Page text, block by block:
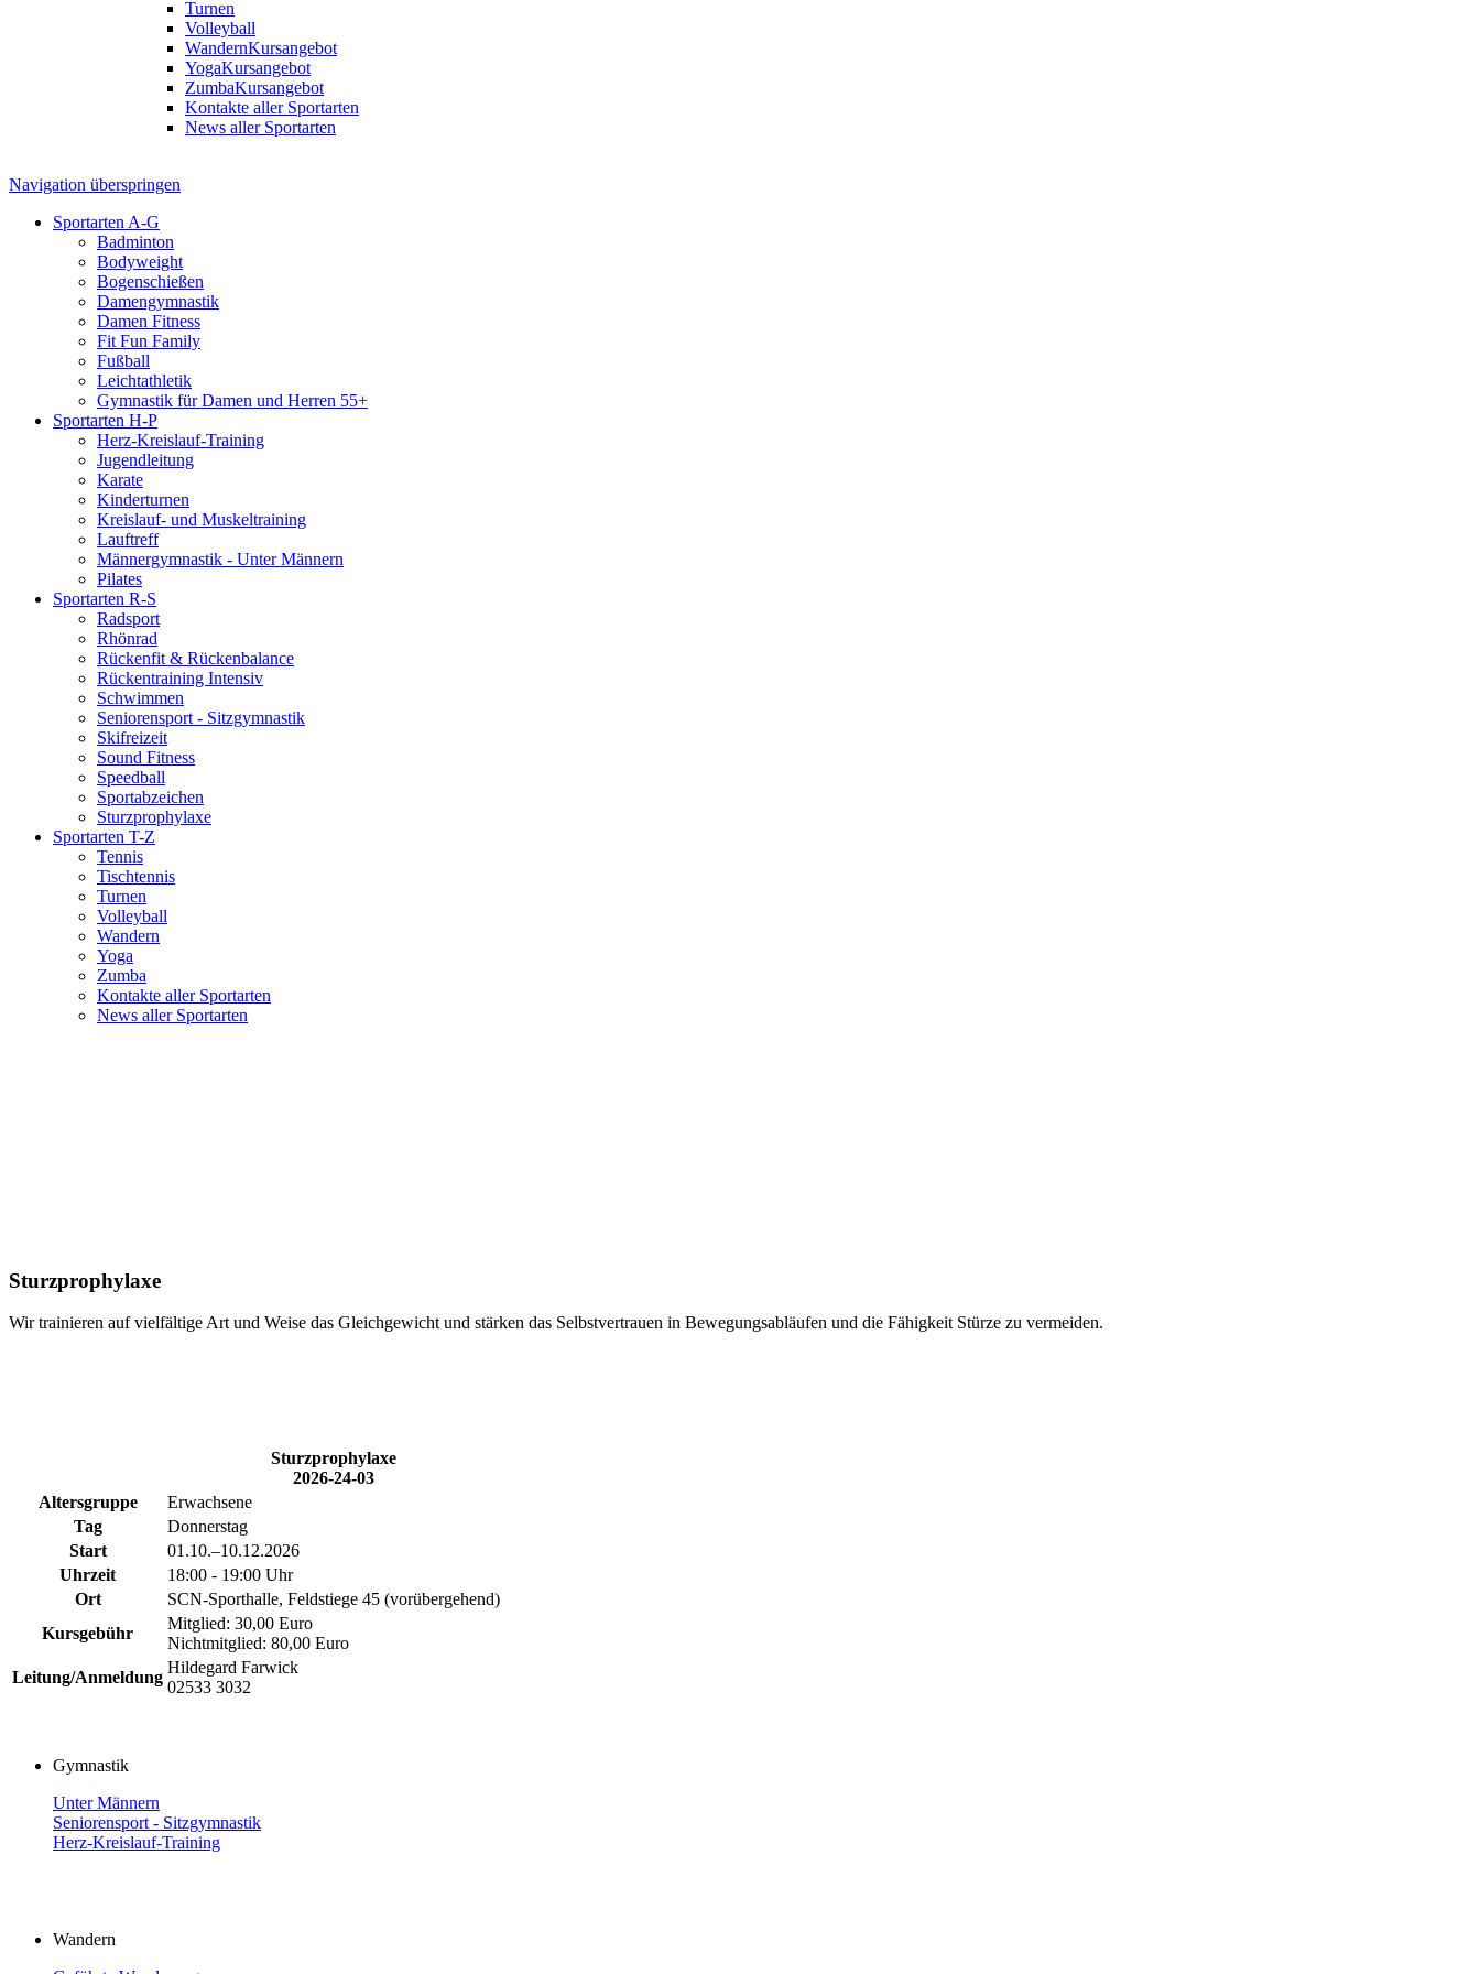
Turnen
Volleyball
WandernKursangebot
YogaKursangebot
ZumbaKursangebot
Kontakte aller Sportarten
News aller Sportarten
Navigation überspringen
Sportarten A-G
Badminton
Bodyweight
Bogenschießen
Damengymnastik
Damen Fitness
Fit Fun Family
Fußball
Leichtathletik
Gymnastik für Damen und Herren 55+
Sportarten H-P
Herz-Kreislauf-Training
Jugendleitung
Karate
Kinderturnen
Kreislauf- und Muskeltraining
Lauftreff
Männergymnastik - Unter Männern
Pilates
Sportarten R-S
Radsport
Rhönrad
Rückenfit & Rückenbalance
Rückentraining Intensiv
Schwimmen
Seniorensport - Sitzgymnastik
Skifreizeit
Sound Fitness
Speedball
Sportabzeichen
Sturzprophylaxe
Sportarten T-Z
Tennis
Tischtennis
Turnen
Volleyball
Wandern
Yoga
Zumba
Kontakte aller Sportarten
News aller Sportarten
Sturzprophylaxe
Wir trainieren auf vielfältige Art und Weise das Gleichgewicht und stärken das Selbstvertrauen in Bewegungsabläufen und die Fähigkeit Stürze zu vermeiden.
Sturzprophylaxe
2026-24-03
Altersgruppe
Erwachsene
Tag
Donnerstag
Start
01.10.–10.12.2026
Uhrzeit
18:00 - 19:00 Uhr
Ort
SCN-Sporthalle, Feldstiege 45 (vorübergehend)
Kursgebühr
Mitglied: 30,00 Euro
Nichtmitglied: 80,00 Euro
Leitung/Anmeldung
Hildegard Farwick
02533 3032
Gymnastik
Unter Männern
Seniorensport - Sitzgymnastik
Herz-Kreislauf-Training
Wandern